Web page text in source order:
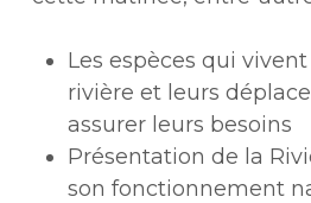
Les espèces qui
rivière et leurs
assurer leurs besoins
Présentation de la
son fonctionnement